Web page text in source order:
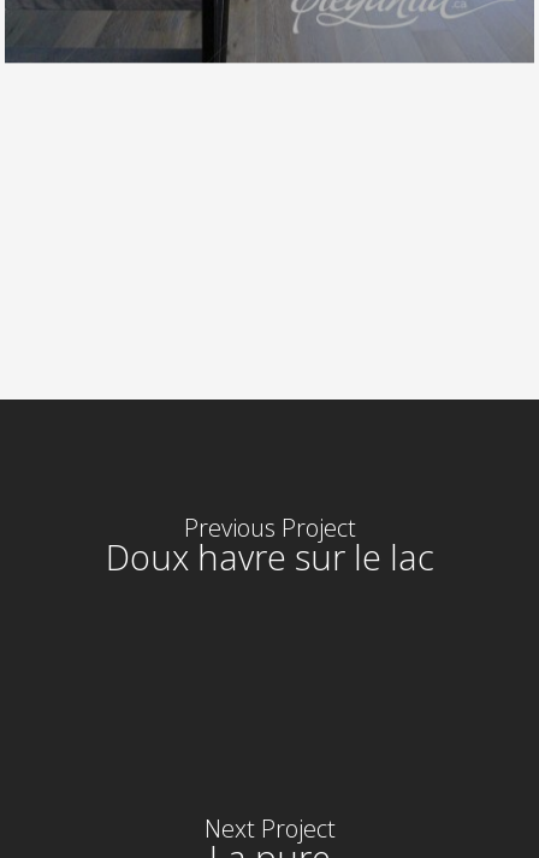
Previous Project
Doux havre sur le lac
Next Project